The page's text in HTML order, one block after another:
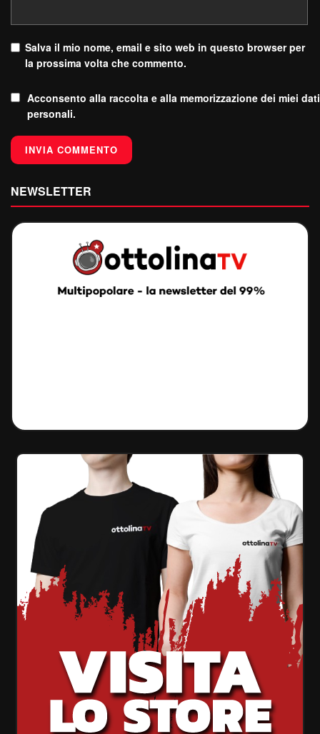
Salva il mio nome, email e sito web in questo browser per
la prossima volta che commento.
Acconsento alla raccolta e alla memorizzazione dei miei dati
personali.
NEWSLETTER